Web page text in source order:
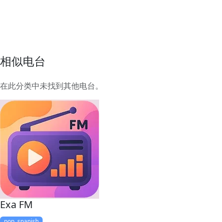
相似电台
在此分类中未找到其他电台。
Exa FM